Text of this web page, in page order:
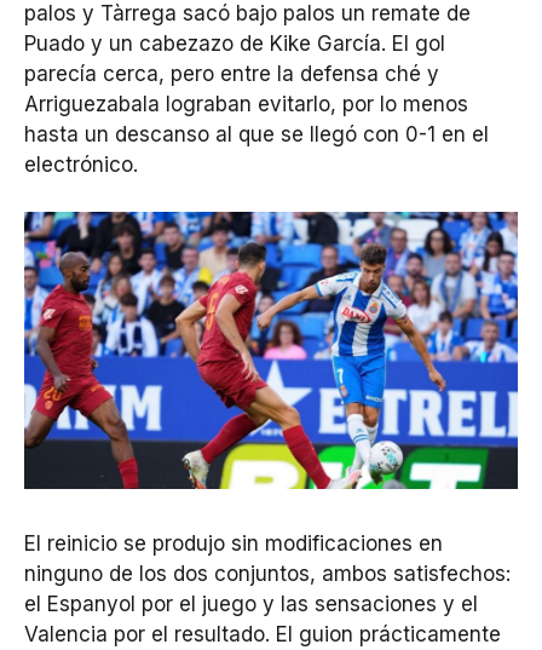
palos y Tàrrega sacó bajo palos un remate de
Puado y un cabezazo de Kike García. El gol
parecía cerca, pero entre la defensa ché y
Arriguezabala lograban evitarlo, por lo menos
hasta un descanso al que se llegó con 0-1 en el
electrónico.
El reinicio se produjo sin modificaciones en
ninguno de los dos conjuntos, ambos satisfechos:
el Espanyol por el juego y las sensaciones y el
Valencia por el resultado. El guion prácticamente